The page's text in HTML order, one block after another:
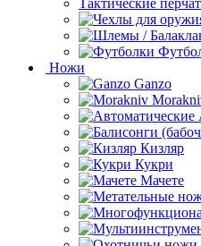
Тактические
Ножи
Ganzo
Кизляр
Кукри
Мачете